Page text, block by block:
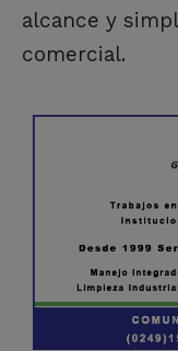
alcance y
comercial.